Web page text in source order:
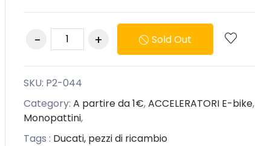
Sold Out
SKU: P2-044
Category: A partire da 1€,ACCELERATORI E-bike,
Monopattini,
Tags : Ducati, pezzi di ricambio